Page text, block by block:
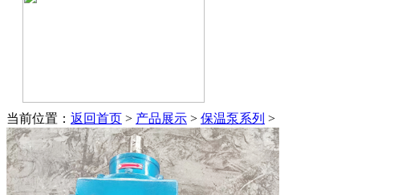
当前位置： 返回首页 > 产品展示 > 保温泵系列 >